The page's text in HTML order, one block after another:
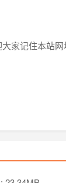
家记住本站